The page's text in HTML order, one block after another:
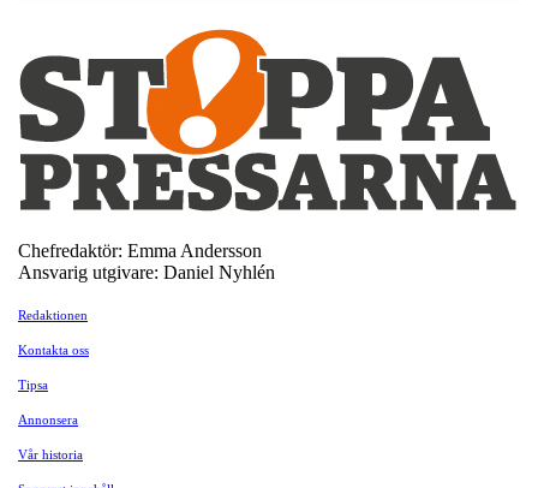
Chefredaktör: Emma Andersson
Ansvarig utgivare: Daniel Nyhlén
Redaktionen
Kontakta oss
Tipsa
Annonsera
Vår historia